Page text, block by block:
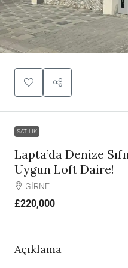
SATILIK
Lapta’da Denize
Uygun Loft Daire!
GİRNE
£220,000
Açıklama